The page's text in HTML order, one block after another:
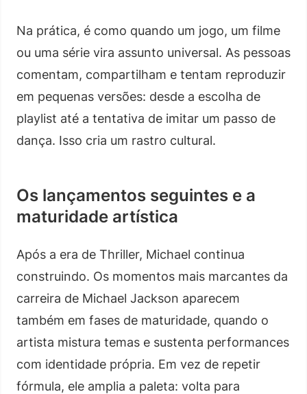
Na prática, é como quando um jogo, um filme
ou uma série vira assunto universal. As pessoas
comentam, compartilham e tentam reproduzir
em pequenas versões: desde a escolha de
playlist até a tentativa de imitar um passo de
dança. Isso cria um rastro cultural.
Os lançamentos seguintes e a
maturidade artística
Após a era de Thriller, Michael continua
construindo. Os momentos mais marcantes da
carreira de Michael Jackson aparecem
também em fases de maturidade, quando o
artista mistura temas e sustenta performances
com identidade própria. Em vez de repetir
fórmula, ele amplia a paleta: volta para